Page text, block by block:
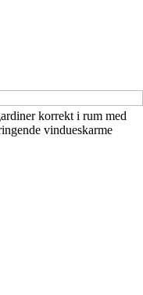
korrekt i rum med
vindueskarme